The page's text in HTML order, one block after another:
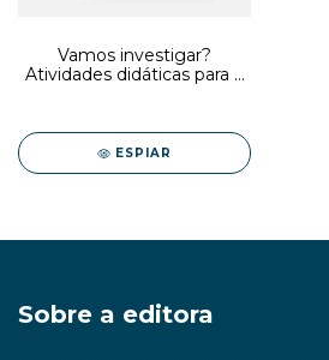
Vamos investigar?
Atividades didáticas para a
tecnologias (E-book)
ESPIAR
Sobre a editora